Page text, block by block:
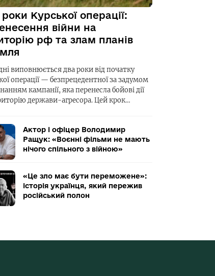
Курської операції:
війни на
рф та злам планів
виповнюється два роки від початку
операції — безпрецедентної за задумом
кампанії, яка перенесла бойові дії
держави-агресора. Цей крок…
Актор і офіцер Володимир
Ращук: «Воєнні фільми не мають
нічого спільного з війною»
«Це зло має бути переможене»:
історія українця, який пережив
російський полон